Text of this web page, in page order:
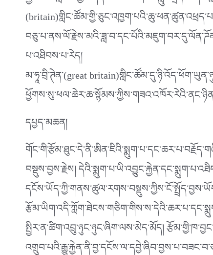
པ་འཐིབས་པ་རེད།
མ་ཧཱ་བྲི་ཊེན་(great
དཔྱད་མཆན།
བསྡུས་བྱས་རྗེས།
སྤྱིར་ན་ཚིག་འབྲུ་ཉུང་ཉུང་ཞིག་ལས་མེད་མོད།